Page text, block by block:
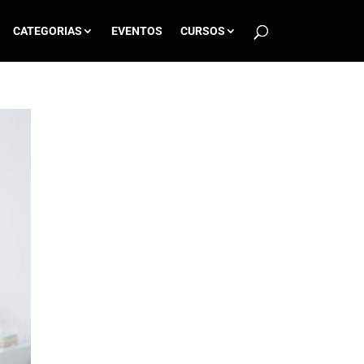
CATEGORIAS EVENTOS CURSOS